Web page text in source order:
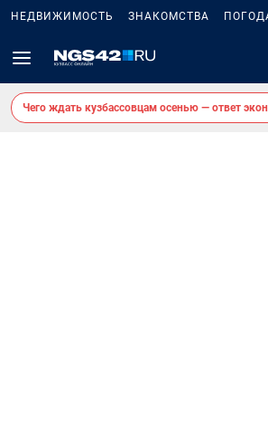
НЕДВИЖИМОСТЬ ЗНАКОМСТВА
Чего ждать кузбассовцам осенью — ответ